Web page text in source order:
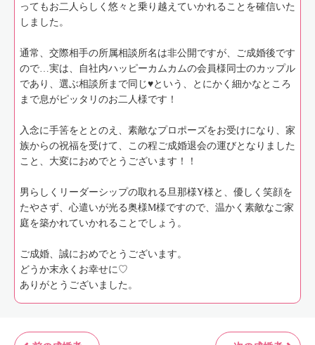
ってもお二人らしく悠々と乗り越えていかれることを確信いた
しました。
通常、交際相手の所属相談所名は非公開ですが、ご成婚後です
ので…実は、自社内ハッピーカムカムの会員様同士のカップル
であり、選ぶ相談所まで同じ♥という、とにかく細かなところ
まで息がピッタリのお二人様です！
入念に手筈をととのえ、素敵なプロポーズをお受けになり、家
族からの祝福を受けて、この程ご成婚退会の運びとなりました
こと、大変におめでとうございます！！
男らしくリーダーシップの取れる旦那様Y様と、優しく笑顔を
たやさず、心遣いが光る奥様M様ですので、温かく素敵なご家
庭を築かれていかれることでしょう。
ご成婚、誠におめでとうございます。
どうか末永くお幸せに♡
ありがとうございました。